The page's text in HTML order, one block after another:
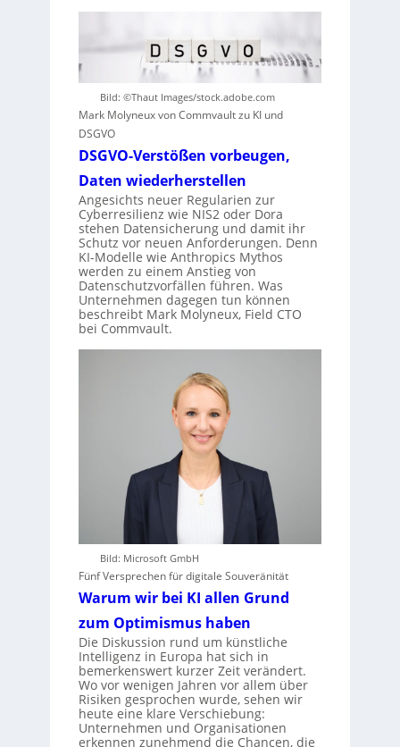
Bild: ©Thaut Images/stock.adobe.com
Mark Molyneux von Commvault zu KI und
DSGVO
DSGVO-Verstößen vorbeugen,
Daten wiederherstellen
Angesichts neuer Regularien zur
Cyberresilienz wie NIS2 oder Dora
stehen Datensicherung und damit ihr
Schutz vor neuen Anforderungen. Denn
KI-Modelle wie Anthropics Mythos
werden zu einem Anstieg von
Datenschutzvorfällen führen. Was
Unternehmen dagegen tun können
beschreibt Mark Molyneux, Field CTO
bei Commvault.
Bild: Microsoft GmbH
Fünf Versprechen für digitale Souveränität
Warum wir bei KI allen Grund
zum Optimismus haben
Die Diskussion rund um künstliche
Intelligenz in Europa hat sich in
bemerkenswert kurzer Zeit verändert.
Wo vor wenigen Jahren vor allem über
Risiken gesprochen wurde, sehen wir
heute eine klare Verschiebung:
Unternehmen und Organisationen
erkennen zunehmend die Chancen, die